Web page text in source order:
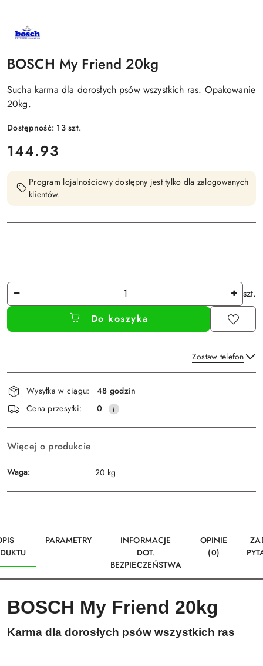
NAZWA
PRODUCENTA:
BOSCH
BOSCH My Friend 20kg
Sucha karma dla dorosłych psów wszystkich ras. Opakowanie
20kg.
Dostępność: 13szt.
cena:
144.93
Program lojalnościowy dostępny jest tylko dla zalogowanych
klientów.
Ilość
szt.
Do koszyka
Zostaw telefon
Wyślij
Dostępność
i
dostawa
Wysyłka w ciągu:
48 godzin
Cena przesyłki:
0
Więcej o produkcie
Waga: 20 kg
PARAMETRY
INFORMACJE
DOT.
BEZPIECZEŃSTWA
OPINIE
(0)
BOSCH My Friend 20kg
Karma dla dorosłych psów wszystkich ras